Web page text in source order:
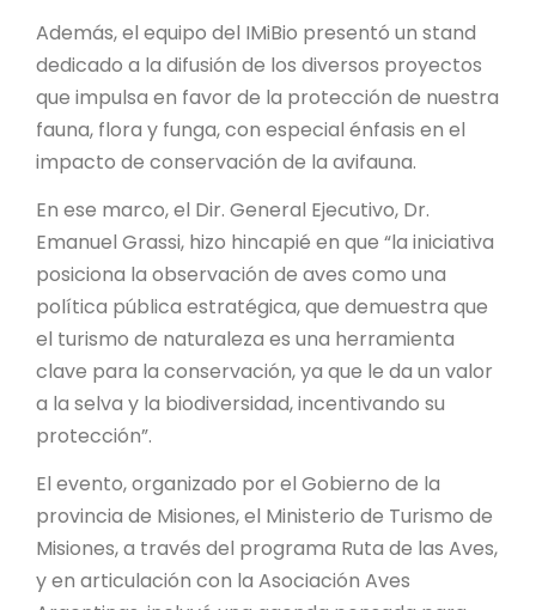
Además, el equipo del IMiBio presentó un stand
dedicado a la difusión de los diversos proyectos
que impulsa en favor de la protección de nuestra
fauna, flora y funga, con especial énfasis en el
impacto de conservación de la avifauna.
En ese marco, el Dir. General Ejecutivo, Dr.
Emanuel Grassi, hizo hincapié en que “la iniciativa
posiciona la observación de aves como una
política pública estratégica, que demuestra que
el turismo de naturaleza es una herramienta
clave para la conservación, ya que le da un valor
a la selva y la biodiversidad, incentivando su
protección”.
El evento, organizado por el Gobierno de la
provincia de Misiones, el Ministerio de Turismo de
Misiones, a través del programa Ruta de las Aves,
y en articulación con la Asociación Aves